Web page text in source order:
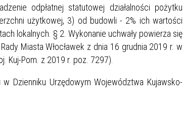
odpłatnej statutowej działalności pożytku
użytkowej, 3) od budowli - 2% ich wartości
lokalnych. § 2. Wykonanie uchwały powierza się
Miasta Włocławek z dnia 16 grudnia 2019 r. w
Kuj-Pom. z 2019 r. poz. 7297).
Dzienniku Urzędowym Województwa Kujawsko-